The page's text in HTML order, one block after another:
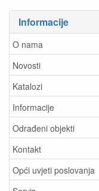
Informacije
O nama
Novosti
Katalozi
Informacije
Odrađeni objekti
Kontakt
Opći uvjeti poslovanja